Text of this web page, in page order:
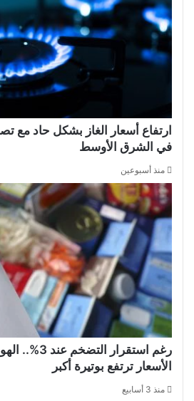
ارتفاع أسعار الغاز بشكل حاد مع
في الشرق الأوسط
منذ أسبوعين
رغم استقرار
الأسعار ترتفع بوتيرة أكبر
منذ 3 أسابيع